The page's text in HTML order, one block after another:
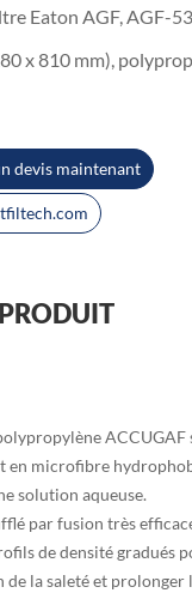
Eaton AGF, AGF-
x 810 mm),
devis maintenant
en microfibre
solution aqueuse.
par fusion très
de densité gradués
la saleté et prolonger